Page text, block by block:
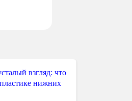
взгляд: что
нижних